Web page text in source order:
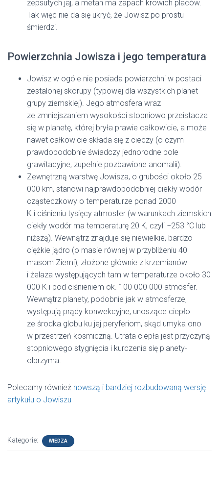
zepsutych jaj, a metan ma zapach krowich placów.
Tak więc nie da się ukryć, że Jowisz po prostu
śmierdzi.
Powierzchnia Jowisza i jego temperatura
Jowisz w ogóle nie posiada powierzchni w postaci
zestalonej skorupy (typowej dla wszystkich planet
grupy ziemskiej). Jego atmosfera wraz
ze zmniejszaniem wysokości stopniowo przeistacza
się w planetę, której bryła prawie całkowicie, a może
nawet całkowicie składa się z cieczy (o czym
prawdopodobnie świadczy jednorodne pole
grawitacyjne, zupełnie pozbawione anomalii).
Zewnętrzną warstwę Jowisza, o grubości około 25
000 km, stanowi najprawdopodobniej ciekły wodór
cząsteczkowy o temperaturze ponad 2000
K i ciśnieniu tysięcy atmosfer (w warunkach ziemskich
ciekły wodór ma temperaturę 20 K, czyli −253 °C lub
niższą). Wewnątrz znajduje się niewielkie, bardzo
ciężkie jądro (o masie równej w przybliżeniu 40
masom Ziemi), złożone głównie z krzemianów
i żelaza występujących tam w temperaturze około 30
000 K i pod ciśnieniem ok. 100 000 000 atmosfer.
Wewnątrz planety, podobnie jak w atmosferze,
występują prądy konwekcyjne, unoszące ciepło
ze środka globu ku jej peryferiom, skąd umyka ono
w przestrzeń kosmiczną. Utrata ciepła jest przyczyną
stopniowego stygnięcia i kurczenia się planety-
olbrzyma.
Polecamy również nowszą i bardziej rozbudowaną wersję
artykułu o Jowiszu
Kategorie: WIEDZA